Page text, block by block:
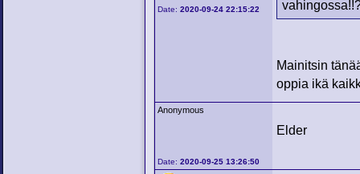
Date:2020-09-24 22:15:22
Mainitsin
oppia ikä
Anonymous
Date:2020-09-25 13:26:50
Elder